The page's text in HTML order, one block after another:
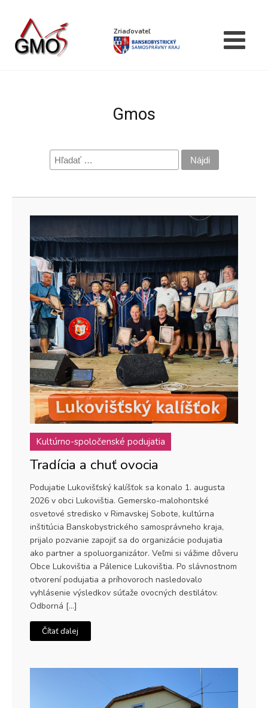
Zriaďovateľ
Gmos
Hľadať:
Kultúrno-spoločenské podujatia
Tradícia a chuť ovocia
Podujatie Lukovišťský kalíšťok sa konalo 1. augusta
2026 v obci Lukovištia. Gemersko-malohontské
osvetové stredisko v Rimavskej Sobote, kultúrna
inštitúcia Banskobystrického samosprávneho kraja,
prijalo pozvanie zapojiť sa do organizácie podujatia
ako partner a spoluorganizátor. Veľmi si vážime dôveru
Obce Lukovištia a Pálenice Lukovištia. Po slávnostnom
otvorení podujatia a príhovoroch nasledovalo
vyhlásenie výsledkov súťaže ovocných destilátov.
Odborná […]
Čítať ďalej